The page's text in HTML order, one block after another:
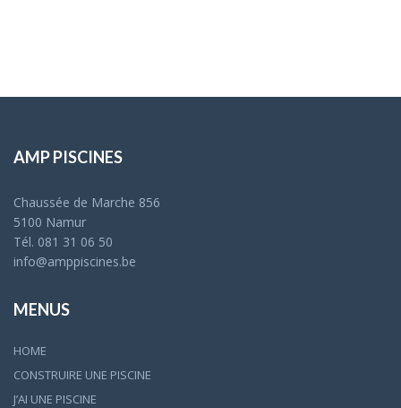
AMP PISCINES
Chaussée de Marche 856
5100 Namur
Tél. 081 31 06 50
info@amppiscines.be
MENUS
HOME
CONSTRUIRE UNE PISCINE
J’AI UNE PISCINE